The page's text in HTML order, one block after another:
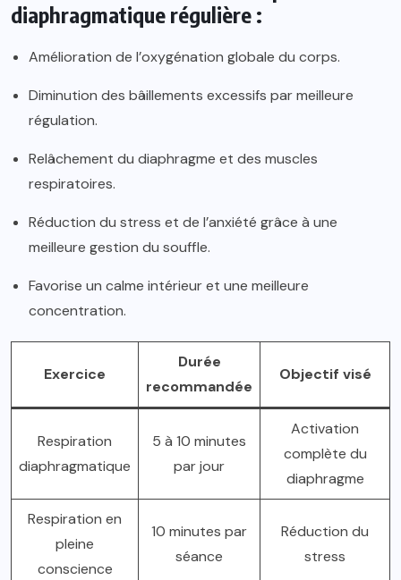
diaphragmatique régulière :
Amélioration de l’oxygénation globale du corps.
Diminution des bâillements excessifs par meilleure
régulation.
Relâchement du diaphragme et des muscles
respiratoires.
Réduction du stress et de l’anxiété grâce à une
meilleure gestion du souffle.
Favorise un calme intérieur et une meilleure
concentration.
Exercice
Durée
recommandée
Objectif visé
Respiration
diaphragmatique
5 à 10 minutes
par jour
Activation
complète du
diaphragme
Respiration en
pleine
conscience
10 minutes par
séance
Réduction du
stress